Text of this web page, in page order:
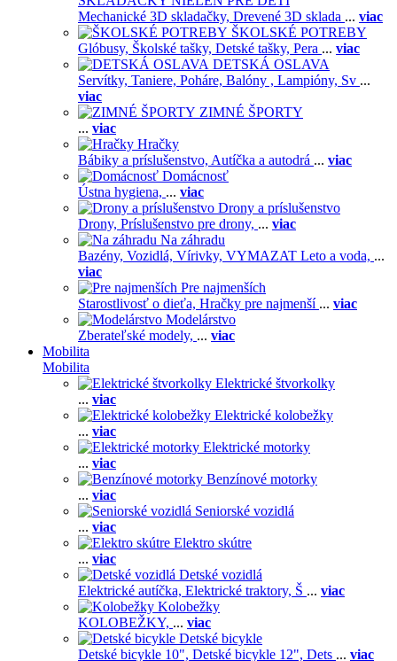
Mechanické 3D skladačky, Drevené 3D sklada ... viac
ŠKOLSKÉ POTREBY
Glóbusy, Školské tašky, Detské tašky, Pera ... viac
DETSKÁ OSLAVA
Servítky, Taniere, Poháre, Balóny , Lampióny, Sv ...
viac
ZIMNÉ ŠPORTY
... viac
Hračky
Bábiky a príslušenstvo, Autíčka a autodrá ... viac
Domácnosť
Ústna hygiena, ... viac
Drony a príslušenstvo
Drony, Príslušenstvo pre drony, ... viac
Na záhradu
Bazény, Vozidlá, Vírivky, VYMAZAT Leto a voda, ...
viac
Pre najmenších
Starostlivosť o dieťa, Hračky pre najmenší ... viac
Modelárstvo
Zberateľské modely, ... viac
Mobilita
Mobilita
Elektrické štvorkolky
... viac
Elektrické kolobežky
... viac
Elektrické motorky
... viac
Benzínové motorky
... viac
Seniorské vozidlá
... viac
Elektro skútre
... viac
Detské vozidlá
Elektrické autíčka, Elektrické traktory, Š ... viac
Kolobežky
KOLOBEŽKY, ... viac
Detské bicykle
Detské bicykle 10", Detské bicykle 12", Dets ... viac